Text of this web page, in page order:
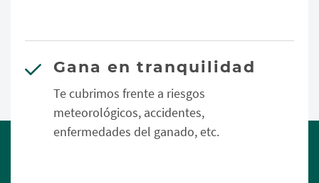
Gana en tranquilidad
Te cubrimos frente a riesgos
meteorológicos, accidentes,
enfermedades del ganado, etc.